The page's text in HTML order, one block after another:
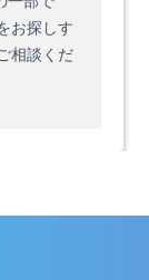
お探しす
相談くだ